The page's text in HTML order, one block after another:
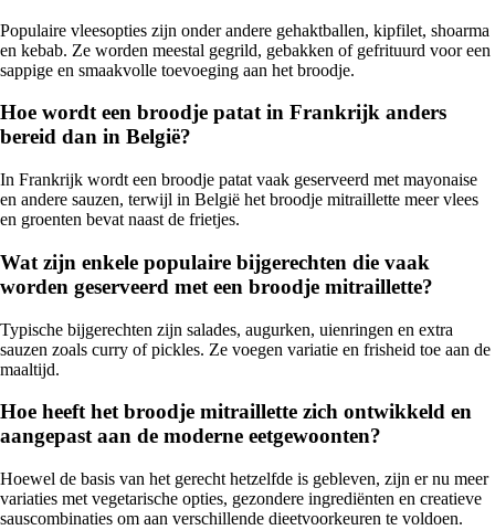
Populaire vleesopties zijn onder andere gehaktballen, kipfilet, shoarma
en kebab. Ze worden meestal gegrild, gebakken of gefrituurd voor een
sappige en smaakvolle toevoeging aan het broodje.
Hoe wordt een broodje patat in Frankrijk anders
bereid dan in België?
In Frankrijk wordt een broodje patat vaak geserveerd met mayonaise
en andere sauzen, terwijl in België het broodje mitraillette meer vlees
en groenten bevat naast de frietjes.
Wat zijn enkele populaire bijgerechten die vaak
worden geserveerd met een broodje mitraillette?
Typische bijgerechten zijn salades, augurken, uienringen en extra
sauzen zoals curry of pickles. Ze voegen variatie en frisheid toe aan de
maaltijd.
Hoe heeft het broodje mitraillette zich ontwikkeld en
aangepast aan de moderne eetgewoonten?
Hoewel de basis van het gerecht hetzelfde is gebleven, zijn er nu meer
variaties met vegetarische opties, gezondere ingrediënten en creatieve
sauscombinaties om aan verschillende dieetvoorkeuren te voldoen.